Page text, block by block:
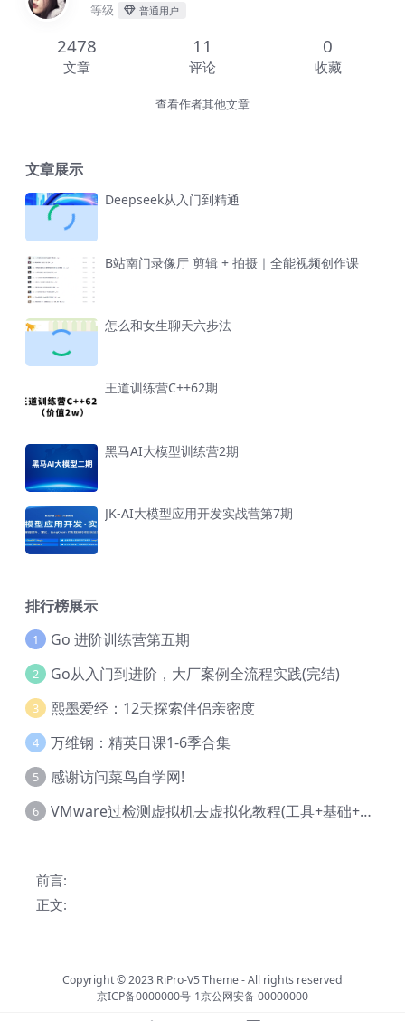
等级 普通用户
2478
文章
11
评论
0
收藏
查看作者其他文章
文章展示
Deepseek从入门到精通
B站南门录像厅 剪辑 + 拍摄｜全能视频创作课
怎么和女生聊天六步法
王道训练营C++62期
黑马AI大模型训练营2期
JK-AI大模型应用开发实战营第7期
排行榜展示
1 Go 进阶训练营第五期
2 Go从入门到进阶，大厂案例全流程实践(完结)
3 熙墨爱经：12天探索伴侣亲密度
4 万维钢：精英日课1-6季合集
5 感谢访问菜鸟自学网!
6 VMware过检测虚拟机去虚拟化教程(工具+基础+进阶)
前言:
正文:
Copyright © 2023 RiPro-V5 Theme- All rights reserved
京ICP备0000000号-1京公网安备 00000000